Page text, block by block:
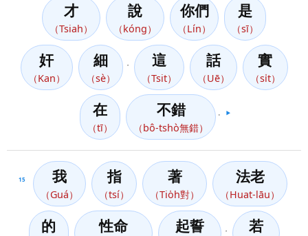
才
（Tsiah）
說
（kóng）
你們
（Lín）
是
（sī）
奸
（Kan）
細
（sè）
這
（Tsit）
話
（Uē）
實
（si̍t）
在
（tī）
不錯
（bô-tshò無錯）
▶️
15 我
（Guá）
指
（tsí）
著
（Tio̍h對）
法老
（Huat-lāu）
的 性命 起誓 若